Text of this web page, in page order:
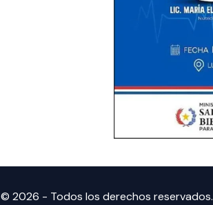
© 2026 - Todos los derechos reservados.